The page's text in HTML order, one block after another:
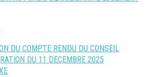
DU COMPTE RENDU DU CONSEIL
DU 11 DECEMBRE 2025